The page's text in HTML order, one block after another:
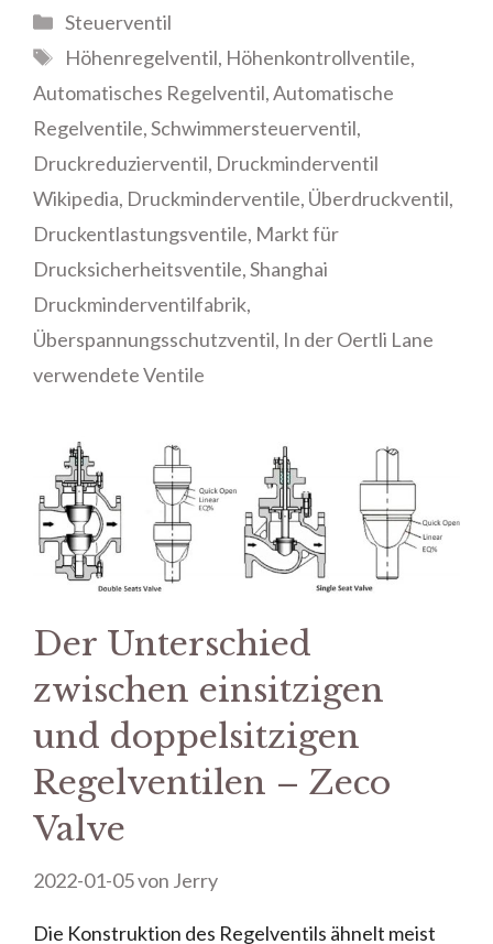
Steuerventil
Höhenregelventil, Höhenkontrollventile,
Automatisches Regelventil,Automatische
Regelventile,Schwimmersteuerventil,
Druckreduzierventil, Druckminderventil
Wikipedia, Druckminderventile, Überdruckventil,
Druckentlastungsventile, Markt für
Drucksicherheitsventile,Shanghai
Druckminderventilfabrik,
Überspannungsschutzventil, In der Oertli Lane
verwendete Ventile
Der Unterschied
zwischen einsitzigen
und doppelsitzigen
Regelventilen – Zeco
Valve
2022-01-05von Jerry
Die Konstruktion des Regelventils ähnelt meist